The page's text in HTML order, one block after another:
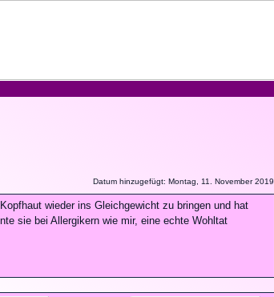
Datum hinzugefügt: Montag, 11. November 2019
wieder ins Gleichgewicht zu bringen und hat
sie bei Allergikern wie mir, eine echte Wohltat